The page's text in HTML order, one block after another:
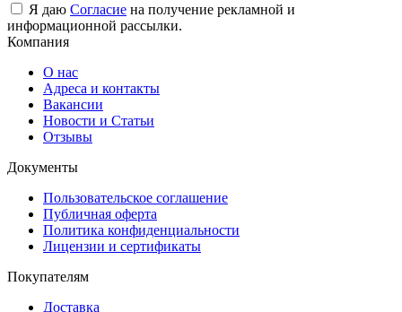
Я даю Согласие на получение рекламной и
информационной рассылки.
Компания
О нас
Адреса и контакты
Вакансии
Новости и Статьи
Отзывы
Документы
Пользовательское соглашение
Публичная оферта
Политика конфиденциальности
Лицензии и сертификаты
Покупателям
Доставка